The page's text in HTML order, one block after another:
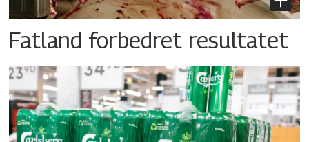
Fatland forbedret resultatet